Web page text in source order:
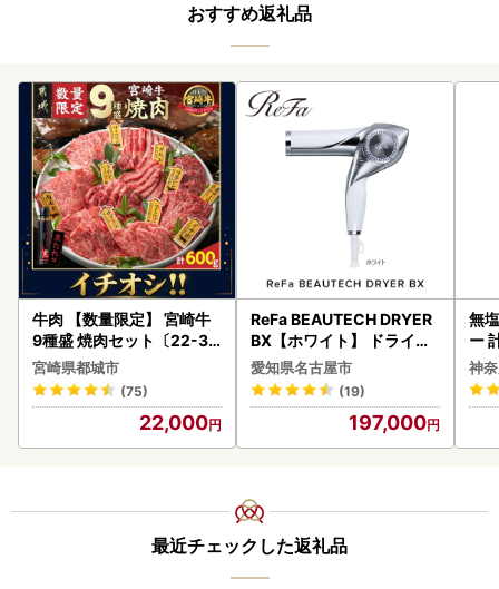
おすすめ返礼品
牛肉 【数量限定】 宮崎牛
9種盛 焼肉セット〔22-31
-006-600g〕都城 イチオ
シ!! 牛肉
宮崎県都城市
(75)
22,000
ReFa BEAUTECH DRYER
BX【ホワイト】 ドライヤ
ー 美容 家電 ドライヤー リ
ファ
愛知県名古屋市
(19)
197,000
無
ー
】
神
最近チェックした返礼品